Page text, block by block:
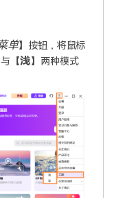
单】按钮，将鼠标
【浅】两种模式